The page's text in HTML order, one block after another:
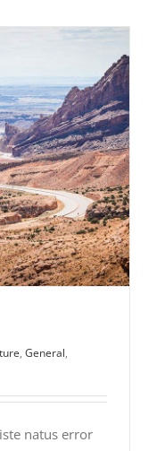
, General,
natus error